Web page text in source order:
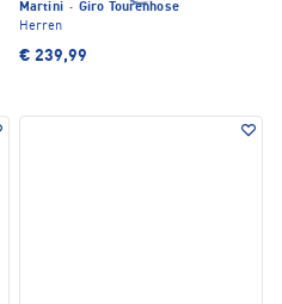
Martini · Giro Tourenhose
Herren
€ 239,99